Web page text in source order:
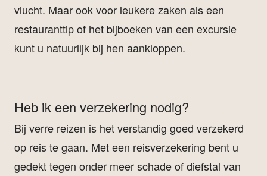
vlucht. Maar ook voor leukere zaken als een
restauranttip of het bijboeken van een excursie
kunt u natuurlijk bij hen aankloppen.
Heb ik een verzekering nodig?
Bij verre reizen is het verstandig goed verzekerd
op reis te gaan. Met een reisverzekering bent u
gedekt tegen onder meer schade of diefstal van